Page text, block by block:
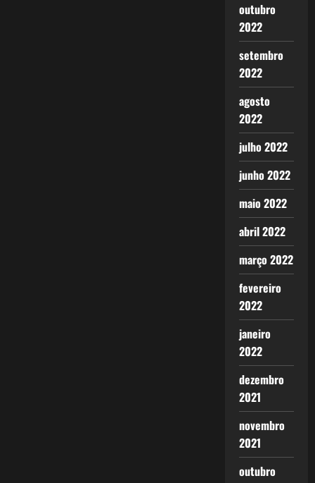
outubro
2022
setembro
2022
agosto
2022
julho 2022
junho 2022
maio 2022
abril 2022
março 2022
fevereiro
2022
janeiro
2022
dezembro
2021
novembro
2021
outubro